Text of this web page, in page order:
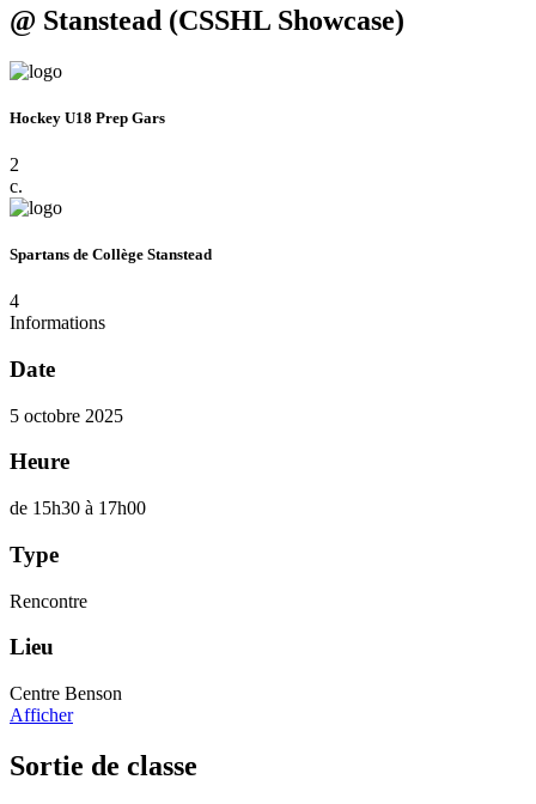
@ Stanstead (CSSHL Showcase)
Hockey U18 Prep Gars
2
c.
Spartans de Collège Stanstead
4
Informations
Date
5 octobre 2025
Heure
de 15h30 à 17h00
Type
Rencontre
Lieu
Centre Benson
Afficher
Sortie de classe